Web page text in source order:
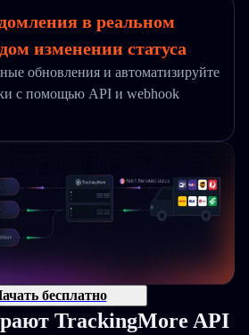
в реальном
изменении статуса
обновления и автоматизируйте
с помощью API и webhook
бесплатно
TrackingMore API